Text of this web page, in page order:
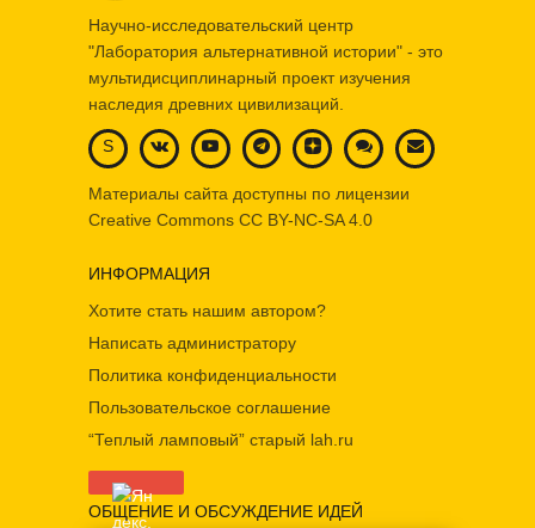
Научно-исследовательский центр
"Лаборатория альтернативной истории" - это
мультидисциплинарный проект изучения
наследия древних цивилизаций.
S
Материалы сайта доступны по лицензии
Creative Commons CC BY-NC-SA 4.0
ИНФОРМАЦИЯ
Хотите стать нашим автором?
Написать администратору
Политика конфиденциальности
Пользовательское соглашение
“Теплый ламповый” старый lah.ru
ОБЩЕНИЕ И ОБСУЖДЕНИЕ ИДЕЙ